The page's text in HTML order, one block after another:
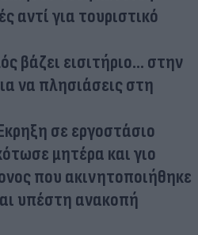
αντί για τουριστικό
βάζει εισιτήριο… στην
να πλησιάσεις στη
σε εργοστάσιο
μητέρα και γιο
που ακινητοποιήθηκε
υπέστη ανακοπή